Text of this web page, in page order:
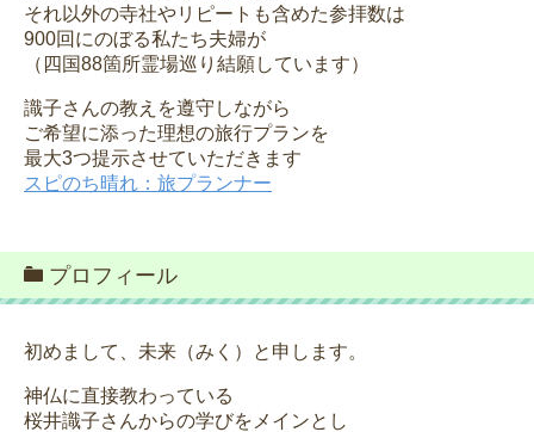
それ以外の寺社やリピートも含めた参拝数は
900回にのぼる私たち夫婦が
（四国88箇所霊場巡り結願しています）
識子さんの教えを遵守しながら
ご希望に添った理想の旅行プランを
最大3つ提示させていただきます
スピのち晴れ：旅プランナー
プロフィール
初めまして、未来（みく）と申します。
神仏に直接教わっている
桜井識子さんからの学びをメインとし